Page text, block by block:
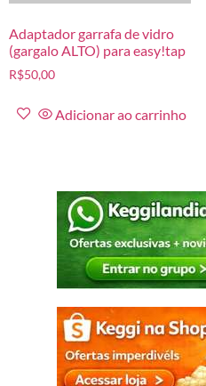
Adaptador garrafa de vidro
(gargalo ALTO) para easy!tap
R$50,00
Adicionar ao carrinho